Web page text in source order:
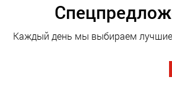
Каждый день мы выбираем лучшие